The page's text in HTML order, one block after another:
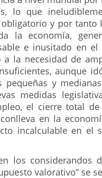
lo que
y por tanto
la economía,
e inusitado en
a la necesidad de
aunque
y
medidas
el cierre total
en la
incalculable en el
los considerandos
valorativo” se